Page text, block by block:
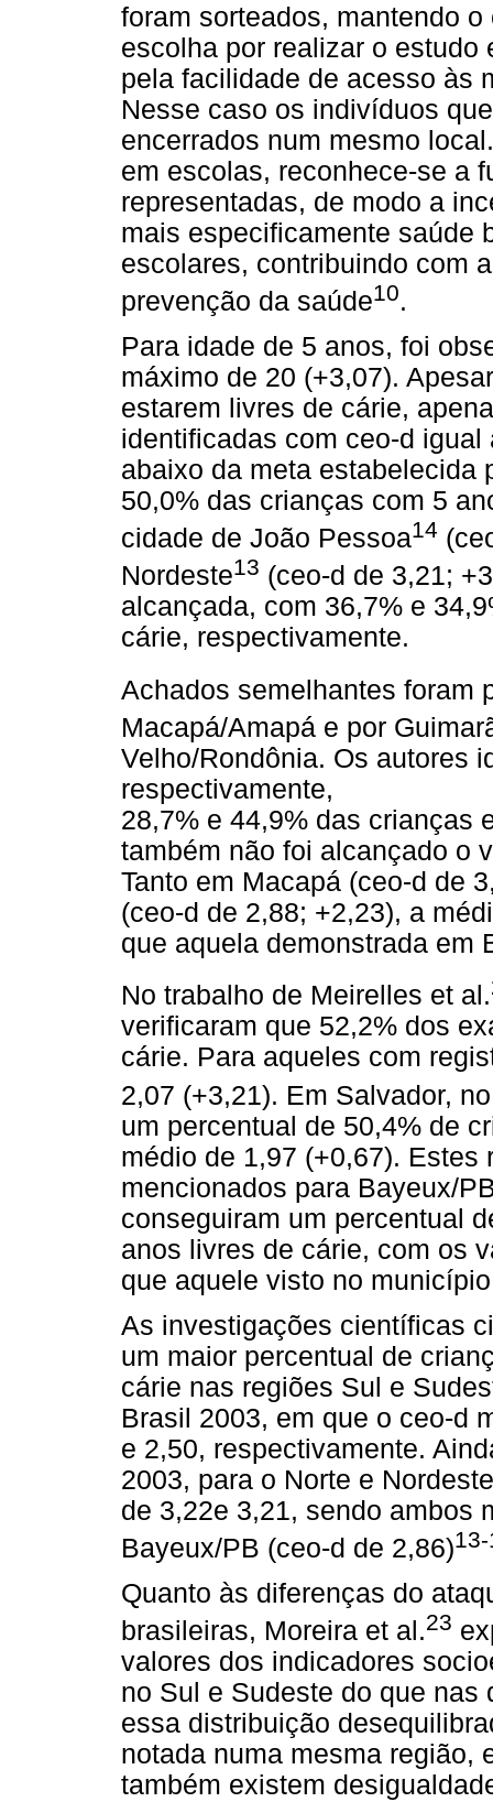
foram sorteados, mantendo
escolha por realizar o
pela facilidade de acesso às
Nesse caso os indivíduos
encerrados num mesmo
em escolas, reconhece-se a
representadas, de modo a
mais especificamente saúde
escolares, contribuindo com
prevenção da saúde10.
Para idade de 5 anos, foi
máximo de 20 (+3,07).
estarem livres de cárie,
identificadas com ceo-d
abaixo da meta estabelecida
50,0% das crianças com 5
cidade de João Pessoa14
Nordeste13 (ceo-d de 3,21;
alcançada, com 36,7% e
cárie, respectivamente.
Achados semelhantes foram
Macapá/Amapá e por
Velho/Rondônia. Os autores
respectivamente,
28,7% e 44,9% das crianças
também não foi alcançado o
Tanto em Macapá (ceo-d de
(ceo-d de 2,88; +2,23), a
que aquela demonstrada em
No trabalho de Meirelles et al.
verificaram que 52,2% dos
cárie. Para aqueles com
2,07 (+3,21). Em Salvador,
um percentual de 50,4% de
médio de 1,97 (+0,67).
mencionados para Bayeux/
conseguiram um percentual
anos livres de cárie, com os
que aquele visto no
As investigações científicas
um maior percentual de
cárie nas regiões Sul e
Brasil 2003, em que o ceo-d
e 2,50, respectivamente.
2003, para o Norte e
de 3,22e 3,21, sendo ambos
Bayeux/PB (ceo-d de 2,86)
Quanto às diferenças do
brasileiras, Moreira et al.23
valores dos indicadores
no Sul e Sudeste do que
essa distribuição
notada numa mesma região,
também existem